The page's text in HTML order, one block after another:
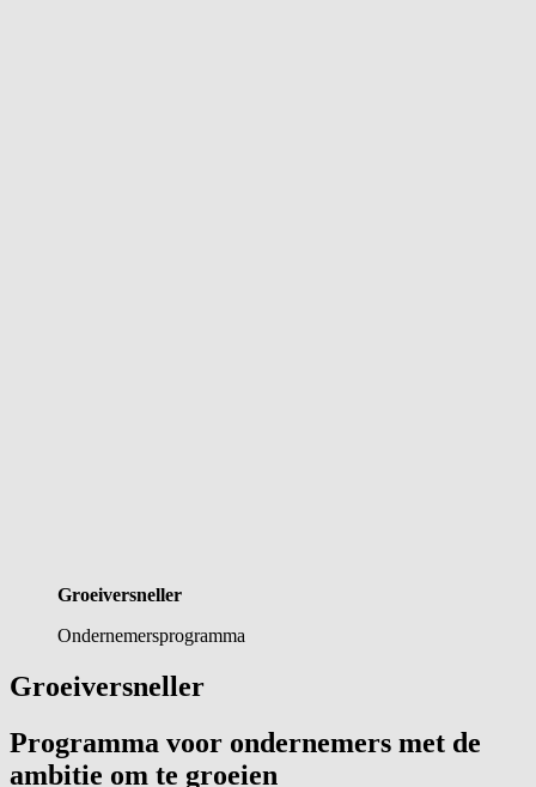
Groeiversneller
Ondernemersprogramma
Groeiversneller
Programma voor ondernemers met de
ambitie om te groeien